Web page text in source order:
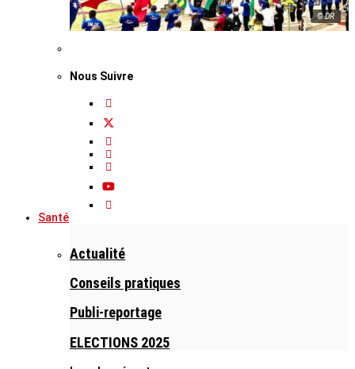
© DR
Nous Suivre
Santé
Actualité
Conseils pratiques
Publi-reportage
ELECTIONS 2025